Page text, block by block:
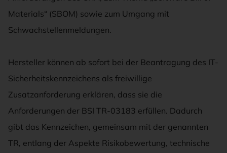
Materials“ (SBOM) sowie zum Umgang mit
Schwachstellenmeldungen.
Hersteller können ab sofort bei der Beantragung des IT-
Sicherheitskennzeichens als freiwillige
Zusatzanforderung erklären, dass sie die
Anforderungen der BSI TR-03183 erfüllen. Dadurch
gibt das Kennzeichen, gemeinsam mit der genannten
TR, entlang der Aspekte Risikobewertung, technische